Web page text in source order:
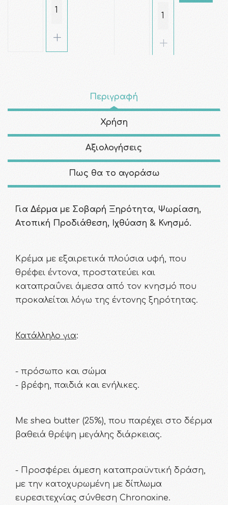
Περιγραφή
Χρήση
Αξιολογήσεις
Πως θα το αγοράσω
Για Δέρμα με Σοβαρή Ξηρότητα, Ψωρίαση,
Ατοπική Προδιάθεση, Ιχθύαση & Κνησμό.
Κρέμα με εξαιρετικά πλούσια υφή, που
θρέφει έντονα, προστατεύει και
καταπραΰνει άμεσα από τον κνησμό που
προκαλείται λόγω της έντονης ξηρότητας.
Κατάλληλο για:
- πρόσωπο και σώμα
- βρέφη, παιδιά και ενήλικες.
Με shea butter (25%), που παρέχει στο δέρμα
βαθειά θρέψη μεγάλης διάρκειας.
- Προσφέρει άμεση καταπραϋντική δράση,
με την κατοχυρωμένη με δίπλωμα
ευρεσιτεχνίας σύνθεση Chronoxine.